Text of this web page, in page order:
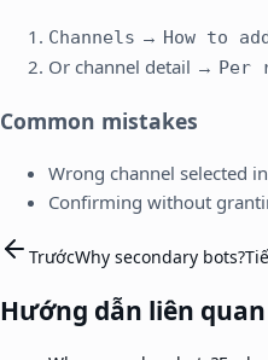
Channels → How to
Or channel detail → Per
Common mistakes
Wrong channel selected
Confirming without
TrướcWhy secondary bots?
Hướng dẫn liên quan